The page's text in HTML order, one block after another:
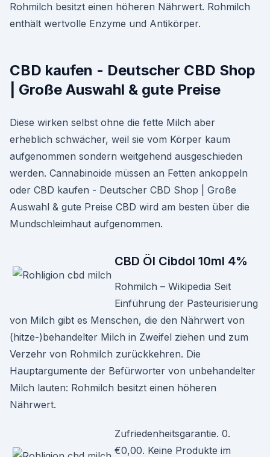
Rohmilch besitzt einen höheren Nährwert. Rohmilch
enthält wertvolle Enzyme und Antikörper.
CBD kaufen - Deutscher CBD Shop
| Große Auswahl & gute Preise
Diese wirken selbst ohne die fette Milch aber
erheblich schwächer, weil sie vom Körper kaum
aufgenommen sondern weitgehend ausgeschieden
werden. Cannabinoide müssen an Fetten ankoppeln
oder CBD kaufen - Deutscher CBD Shop | Große
Auswahl & gute Preise CBD wird am besten über die
Mundschleimhaut aufgenommen.
CBD Öl Cibdol 10ml 4%
Rohmilch – Wikipedia Seit
Einführung der Pasteurisierung
von Milch gibt es Menschen, die den Nährwert von
(hitze-)behandelter Milch in Zweifel ziehen und zum
Verzehr von Rohmilch zurückkehren. Die
Hauptargumente der Befürworter von unbehandelter
Milch lauten: Rohmilch besitzt einen höheren
Nährwert.
Zufriedenheitsgarantie. 0.
€0,00. Keine Produkte im